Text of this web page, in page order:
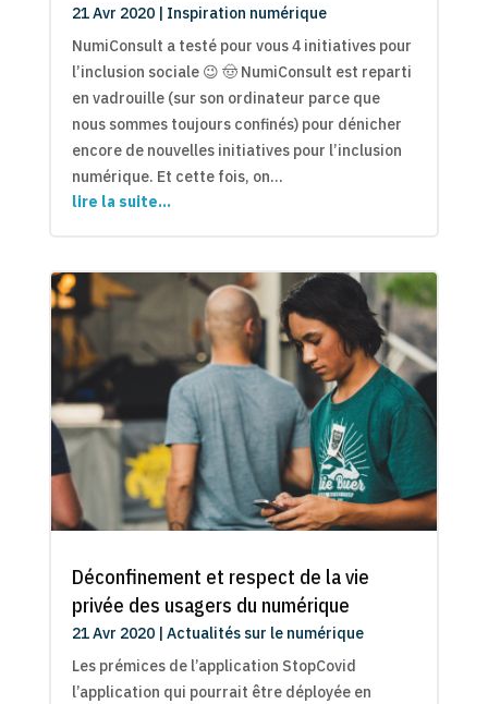
21 Avr 2020| Inspiration numérique
NumiConsult a testé pour vous 4 initiatives pour
l’inclusion sociale 😉 🤠 NumiConsult est reparti
en vadrouille (sur son ordinateur parce que
nous sommes toujours confinés) pour dénicher
encore de nouvelles initiatives pour l’inclusion
numérique. Et cette fois, on…
lire la suite…
Déconfinement et respect de la vie
privée des usagers du numérique
21 Avr 2020| Actualités sur le numérique
Les prémices de l’application StopCovid
l’application qui pourrait être déployée en